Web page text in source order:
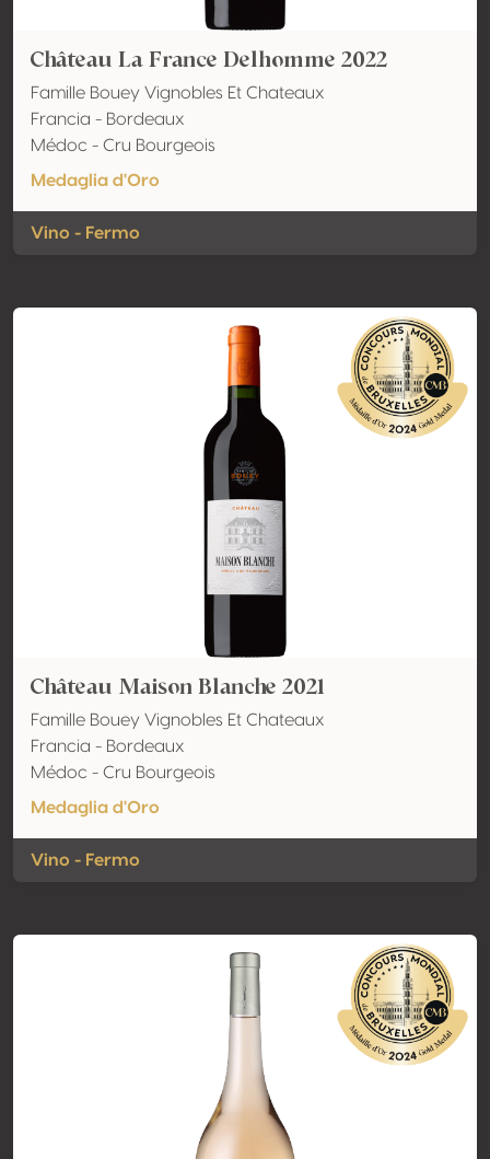
Château La France Delhomme 2022
Famille Bouey Vignobles Et Chateaux
Francia - Bordeaux
Médoc - Cru Bourgeois
Medaglia d'Oro
Vino - Fermo
Château Maison Blanche 2021
Famille Bouey Vignobles Et Chateaux
Francia - Bordeaux
Médoc - Cru Bourgeois
Medaglia d'Oro
Vino - Fermo